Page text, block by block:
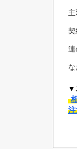
契
連
▼